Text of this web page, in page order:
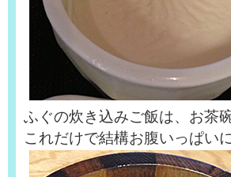
ふぐの炊き込みご飯は、お茶
これだけで結構お腹いっぱい